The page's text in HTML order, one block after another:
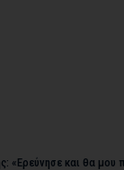
και θα μου